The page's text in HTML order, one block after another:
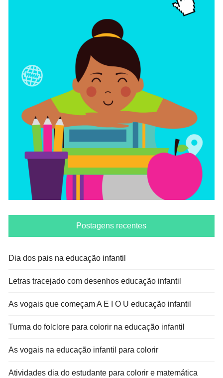
Postagens recentes
Dia dos pais na educação infantil
Letras tracejado com desenhos educação infantil
As vogais que começam A E I O U educação infantil
Turma do folclore para colorir na educação infantil
As vogais na educação infantil para colorir
Atividades dia do estudante para colorir e matemática